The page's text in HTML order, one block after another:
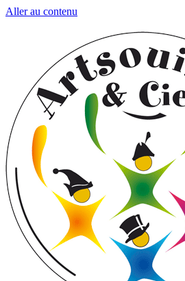
Aller au contenu